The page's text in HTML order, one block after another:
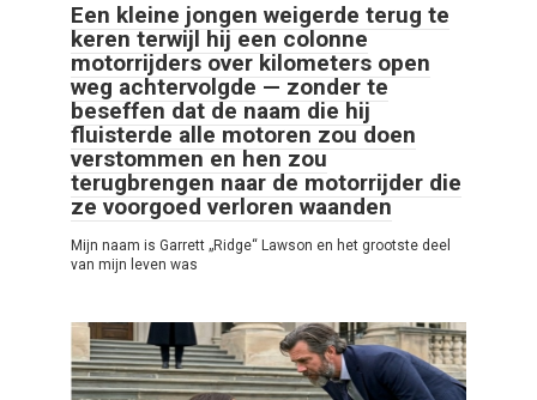
Een kleine jongen weigerde terug te
keren terwijl hij een colonne
motorrijders over kilometers open
weg achtervolgde — zonder te
beseffen dat de naam die hij
fluisterde alle motoren zou doen
verstommen en hen zou
terugbrengen naar de motorrijder die
ze voorgoed verloren waanden
Mijn naam is Garrett „Ridge“ Lawson en het grootste deel
van mijn leven was